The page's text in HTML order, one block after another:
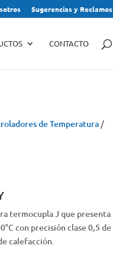
Sugerencias y Reclamos
CONTACTO
de Temperatura/
termocupla J que presenta
con precisión clase 0,5 de
calefacción.